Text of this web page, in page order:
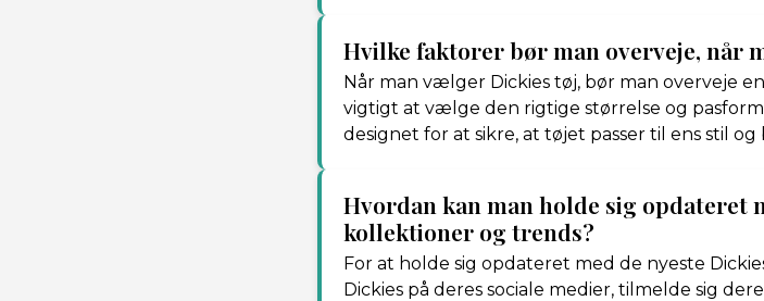
Hvilke faktorer bør man overveje, når
Når man vælger Dickies tøj, bør man overveje
vigtigt at vælge den rigtige størrelse og
designet for at sikre, at tøjet passer til ens stil og
Hvordan kan man holde sig opdateret
kollektioner og trends?
For at holde sig opdateret med de nyeste
Dickies på deres sociale medier, tilmelde sig